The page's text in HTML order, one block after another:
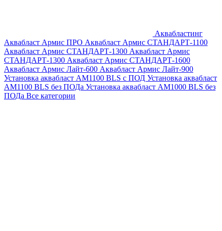
Аквабластинг
Аквабласт Армис ПРО Аквабласт Армис СТАНДАРТ-1100
Аквабласт Армис СТАНДАРТ-1300 Аквабласт Армис
СТАНДАРТ-1300 Аквабласт Армис СТАНДАРТ-1600
Аквабласт Армис Лайт-600 Аквабласт Армис Лайт-900
Установка аквабласт AM1100 BLS с ПОД Установка аквабласт
AM1100 BLS без ПОДа Установка аквабласт AM1000 BLS без
ПОДа Все категории